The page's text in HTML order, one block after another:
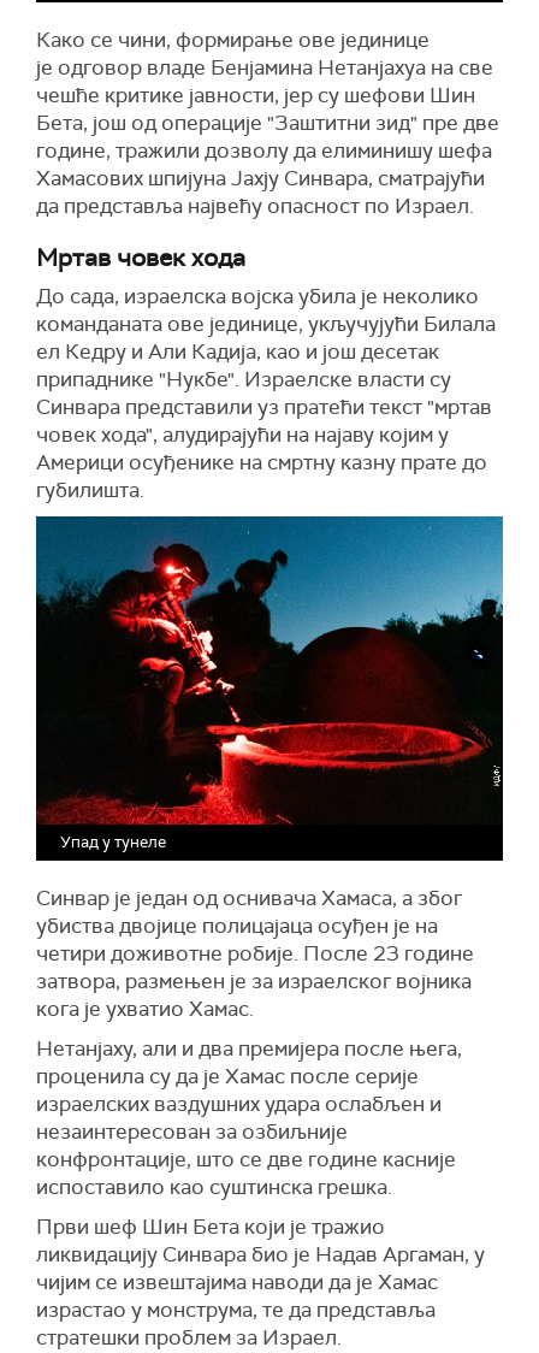
Како се чини, формирање ове јединице
је одговор владе Бенјамина Нетанјахуа на све
чешће критике јавности, јер су шефови Шин
Бета, још од операције "Заштитни зид" пре две
године, тражили дозволу да елиминишу шефа
Хамасових шпијуна Јахју Синвара, сматрајући
да представља највећу опасност по Израел.
Мртав човек хода
До сада, израелска војска убила је неколико
команданата ове јединице, укључујући Билала
ел Кедру и Али Кадија, као и још десетак
припаднике "Нукбе". Израелске власти су
Синвара представили уз пратећи текст "мртав
човек хода", алудирајући на најаву којим у
Америци осуђенике на смртну казну прате до
губилишта.
Упад у тунеле
Синвар је један од оснивача Хамаса, а због
убиства двојице полицајаца осуђен је на
четири доживотне робије. После 23 године
затвора, размењен је за израелског војника
кога је ухватио Хамас.
Нетанјаху, али и два премијера после њега,
проценила су да је Хамас после серије
израелских ваздушних удара ослабљен и
незаинтересован за озбиљније
конфронтације, што се две године касније
испоставило као суштинска грешка.
Први шеф Шин Бета који је тражио
ликвидацију Синвара био је Надав Аргаман, у
чијим се извештајима наводи да је Хамас
израстао у монструма, те да представља
стратешки проблем за Израел.